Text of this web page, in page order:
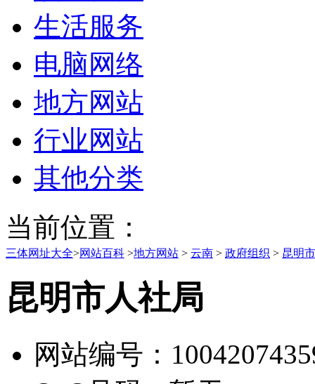
生活服务
电脑网络
地方网站
行业网站
其他分类
当前位置：
三体网址大全>网站百科 >地方网站 > 云南 > 政府组织 > 昆明
昆明市人社局
网站编号：